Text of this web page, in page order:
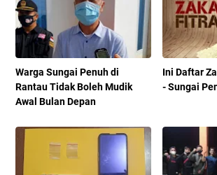
Warga Sungai Penuh di
Rantau Tidak Boleh Mudik
Awal Bulan Depan
Ini Daftar
- Sungai